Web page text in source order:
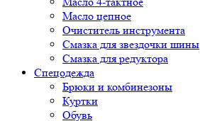
Масло цепное
Очиститель инструмента
Смазка для звездочки шины
Смазка для редуктора
Спецодежда
Брюки и комбинезоны
Куртки
Обувь